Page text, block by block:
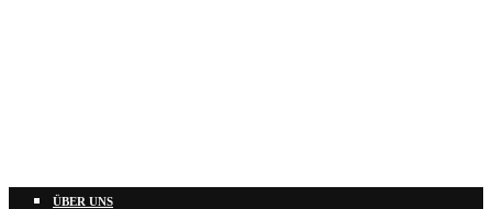
ÜBER UNS